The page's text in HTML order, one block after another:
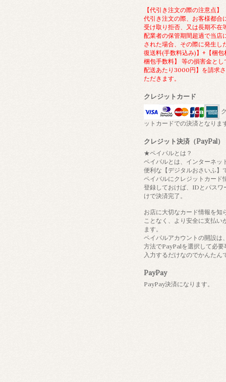
【代引き注文の際の注意点】
代引き注文の際、お客様都合
受け取り拒否、又は長期不在
配業者の保管期間超過で当店
された場合、その際に発生し
復送料(手数料込み)】+【梱包
梱包手数料】 等の損害金とし
配送あたり3000円】を請求
ただきます。
クレジットカード
ットカードでの決済となりま
クレジット決済（PayPal）
★ペイパルとは？
ペイパルとは、インターネッ
便利な【デジタルおさいふ】
ペイパルにクレジットカード
登録しておけば、IDとパスワ
けで決済完了。
お店に大切なカード情報を知
ことなく、より安全に支払い
ます。
ペイパルアカウントの開設は
方法でPayPalを選択して必要
入力するだけなのでかんたん
PayPay
PayPay決済になります。